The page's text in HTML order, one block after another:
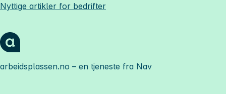
Nyttige artikler for bedrifter
arbeidsplassen.no – en tjeneste fra Nav